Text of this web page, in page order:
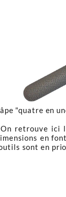
"quatre en
retrouve
en
sont en